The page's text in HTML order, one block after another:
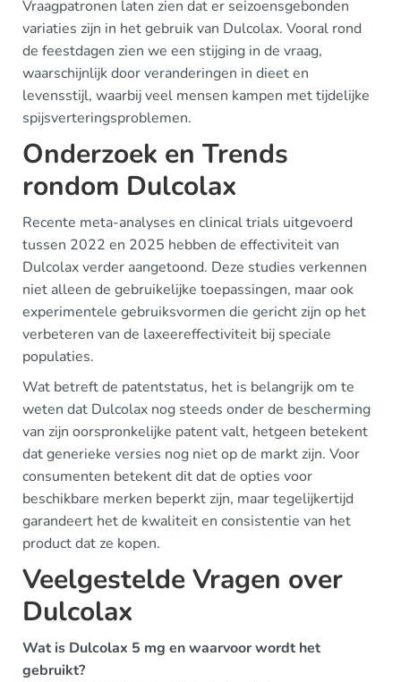
Vraagpatronen laten zien dat er seizoensgebonden
variaties zijn in het gebruik van Dulcolax. Vooral rond
de feestdagen zien we een stijging in de vraag,
waarschijnlijk door veranderingen in dieet en
levensstijl, waarbij veel mensen kampen met tijdelijke
spijsverteringsproblemen.
Onderzoek en Trends
rondom Dulcolax
Recente meta-analyses en clinical trials uitgevoerd
tussen 2022 en 2025 hebben de effectiviteit van
Dulcolax verder aangetoond. Deze studies verkennen
niet alleen de gebruikelijke toepassingen, maar ook
experimentele gebruiksvormen die gericht zijn op het
verbeteren van de laxeereffectiviteit bij speciale
populaties.
Wat betreft de patentstatus, het is belangrijk om te
weten dat Dulcolax nog steeds onder de bescherming
van zijn oorspronkelijke patent valt, hetgeen betekent
dat generieke versies nog niet op de markt zijn. Voor
consumenten betekent dit dat de opties voor
beschikbare merken beperkt zijn, maar tegelijkertijd
garandeert het de kwaliteit en consistentie van het
product dat ze kopen.
Veelgestelde Vragen over
Dulcolax
Wat is Dulcolax 5 mg en waarvoor wordt het
gebruikt?